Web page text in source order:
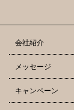
会社紹介
メッセージ
キャンペーン